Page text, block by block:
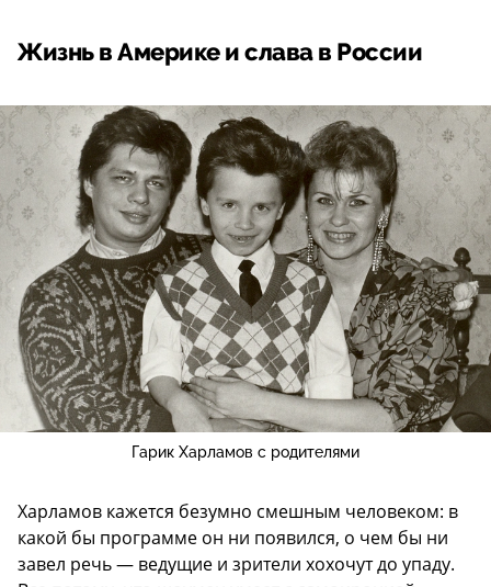
Жизнь в Америке и слава в России
Гарик Харламов с родителями
Харламов кажется безумно смешным человеком: в
какой бы программе он ни появился, о чем бы ни
завел речь — ведущие и зрители хохочут до упаду.